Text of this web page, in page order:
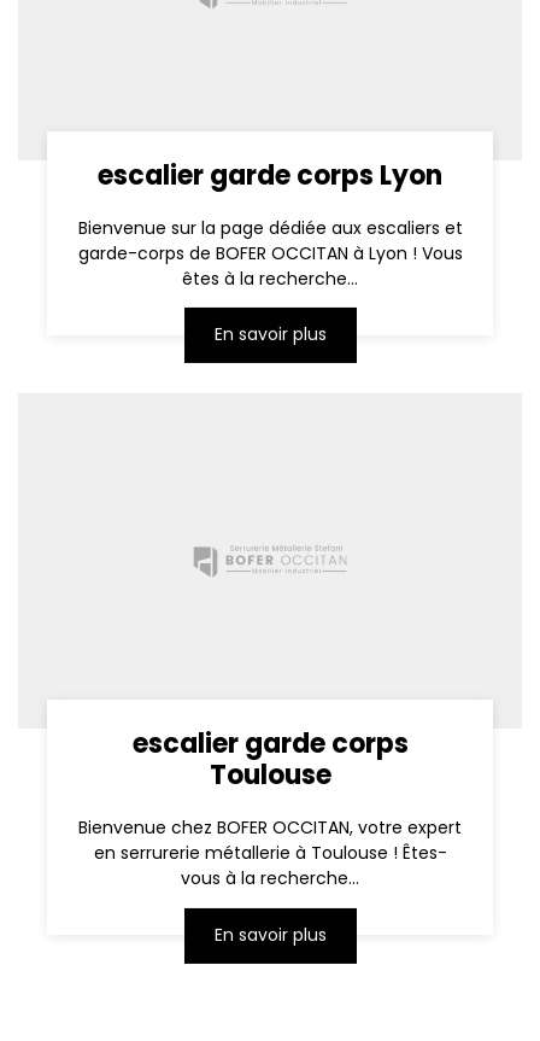
escalier garde corps Lyon
Bienvenue sur la page dédiée aux escaliers et
garde-corps de BOFER OCCITAN à Lyon ! Vous
êtes à la recherche...
En savoir plus
escalier garde corps
Toulouse
Bienvenue chez BOFER OCCITAN, votre expert
en serrurerie métallerie à Toulouse ! Êtes-
vous à la recherche...
En savoir plus